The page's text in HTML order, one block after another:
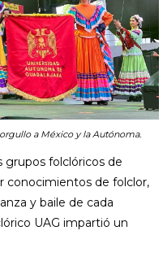
a México y la Autónoma.
grupos folclóricos de
conocimientos de folclor,
y baile de cada
UAG impartió un